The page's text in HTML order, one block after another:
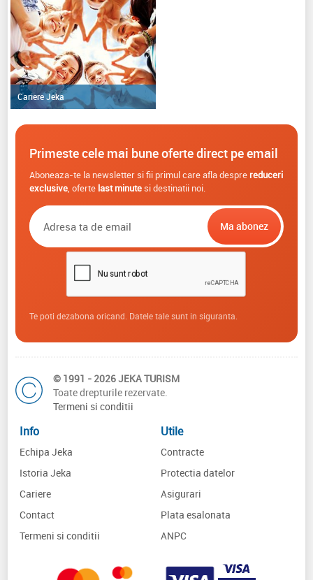
Cariere Jeka
Primeste cele mai bune oferte direct pe email
Aboneaza-te la newsletter si fii primul care afla despre reduceri
exclusive, oferte last minutesi destinatii noi.
Te poti dezabona oricand. Datele tale sunt in siguranta.
© 1991 - 2026 JEKA TURISM
Toate drepturile rezervate.
Termeni si conditii
Info
Echipa Jeka
Istoria Jeka
Cariere
Contact
Termeni si conditii
Utile
Contracte
Protectia datelor
Asigurari
Plata esalonata
ANPC